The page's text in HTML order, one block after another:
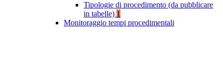
Tipologie di procedimento (da pubblicare
in tabelle) 1
Monitoraggio tempi procedimentali